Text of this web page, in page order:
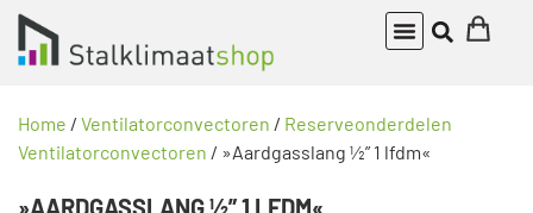
Home / Ventilatorconvectoren / Reserveonderdelen
Ventilatorconvectoren / »Aardgasslang ½” 1 lfdm«